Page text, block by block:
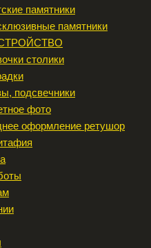
памятники
памятники
столики
подсвечники
фото
оформление ретушор